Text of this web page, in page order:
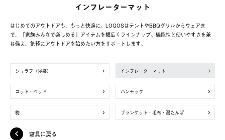
インフレーターマット
はじめてのアウトドアも、もっと快適に。LOGOSはテントやBBQグリルからウェアま
で、「家族みんなで楽しめる」アイテムを幅広くラインナップ。機能性と使いやすさを兼
ね備え、気軽にアウトドアを始めたい方をサポートします。
シュラフ（寝袋） インフレーターマット
コット・ベッド ハンモック
枕 ブランケット・毛布・湯たんぽ
寝具に戻る